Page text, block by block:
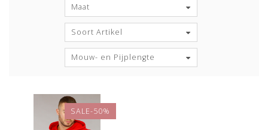
Maat
Soort Artikel
Mouw- en Pijplengte
SALE-50%